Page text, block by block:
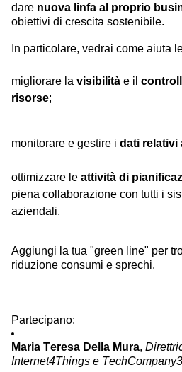
dare nuova linfa al proprio
obiettivi di crescita sostenibile.
In particolare, vedrai come aiuta
migliorare la visibilità e il
risorse;
monitorare e gestire i dati relativi
ottimizzare le attività di
piena collaborazione con tutti i
aziendali.
Aggiungi la tua "green line" per
riduzione consumi e sprechi.
Partecipano:
Maria Teresa Della Mura,
Internet4Things e